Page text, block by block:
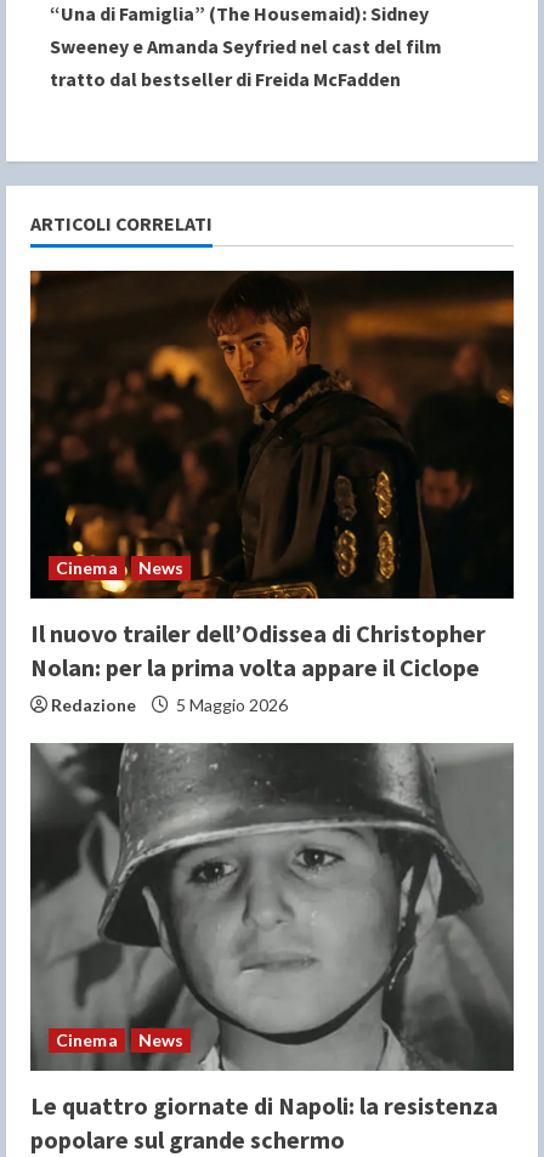
t
i
u
e
R
d
i
n
g
“Una di Famiglia” (The Housemaid): Sidney
Sweeney e Amanda Seyfried nel cast del film
tratto dal bestseller di Freida McFadden
ARTICOLI CORRELATI
Cinema News
Il nuovo trailer dell’Odissea di Christopher
Nolan: per la prima volta appare il Ciclope
Redazione 5 Maggio 2026
Cinema News
Le quattro giornate di Napoli: la resistenza
popolare sul grande schermo